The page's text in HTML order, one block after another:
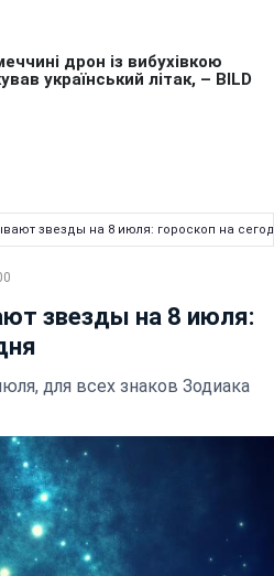
звезды на 8 июля: гороскоп на
звезды на 8 июля:
для всех знаков Зодиака